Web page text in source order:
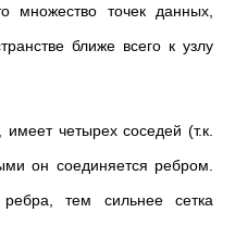
множество точек данных,
ближе всего к узлу
четырех соседей (т.к.
он соединяется ребром.
тем сильнее сетка